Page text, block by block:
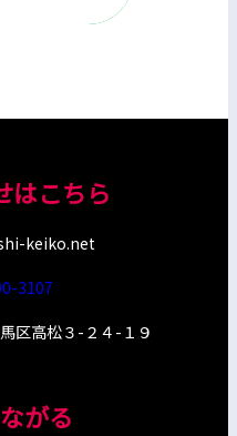
はこちら
keiko.net
3107
区高松３-２４-１９
がる